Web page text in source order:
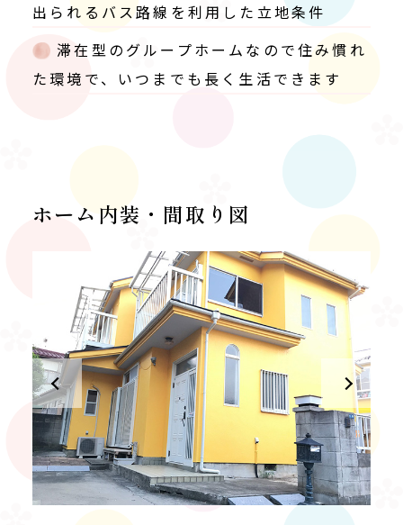
出られるバス路線を利用した立地条件
滞在型のグループホームなので住み慣れ
た環境で、いつまでも長く生活できます
ホーム内装・間取り図